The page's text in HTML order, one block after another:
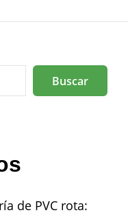
Buscar
de PVC rota: